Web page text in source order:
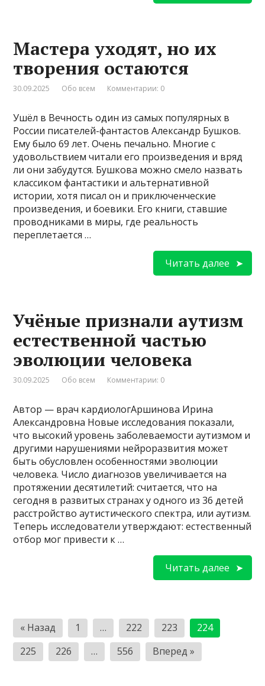
Мастера уходят, но их
творения остаются
30.09.2025 Обо всем Комментарии: 0
Ушёл в Вечность один из самых популярных в
России писателей-фантастов Александр Бушков.
Ему было 69 лет. Очень печально. Многие с
удовольствием читали его произведения и вряд
ли они забудутся. Бушкова можно смело назвать
классиком фантастики и альтернативной
истории, хотя писал он и приключенческие
произведения, и боевики. Его книги, ставшие
проводниками в миры, где реальность
переплетается …
Читать далее
Учёные признали аутизм
естественной частью
эволюции человека
30.09.2025 Обо всем Комментарии: 0
Автор — врач кардиологАршинова Ирина
Александровна Новые исследования показали,
что высокий уровень заболеваемости аутизмом и
другими нарушениями нейроразвития может
быть обусловлен особенностями эволюции
человека. Число диагнозов увеличивается на
протяжении десятилетий: считается, что на
сегодня в развитых странах у одного из 36 детей
расстройство аутистического спектра, или аутизм.
Теперь исследователи утверждают: естественный
отбор мог привести к …
Читать далее
Пагинация
записей
« Назад 1 … 222 223
224
225
226 … 556 Вперед »